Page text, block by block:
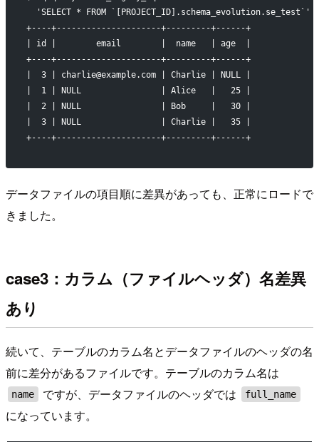
  'SELECT * FROM `[PROJECT_ID].schema_evolution.se_test`'
+----+---------------------+---------+------+
| id |        email        |  name   | age  |
+----+---------------------+---------+------+
|  3 | charlie@example.com | Charlie | NULL |
|  1 | NULL                | Alice   |   25 |
|  2 | NULL                | Bob     |   30 |
|  3 | NULL                | Charlie |   35 |
+----+---------------------+---------+------+
データファイルの項目順に差異があっても、正常にロードで
きました。
case3：カラム（ファイルヘッダ）名差異
あり
続いて、テーブルのカラム名とデータファイルのヘッダの名
前に差分があるファイルです。テーブルのカラム名は
name ですが、データファイルのヘッダでは full_name
になっています。